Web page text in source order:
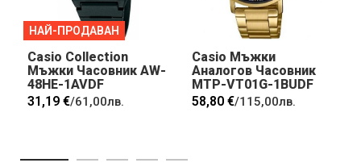
НАЙ-ПРОДАВАН
Casio Collection
Мъжки Часовник AW-
48HE-1AVDF
31,19 €/61,00лв.
Casio Мъжки
Аналогов Часовник
MTP-VT01G-1BUDF
58,80 €/115,00лв.